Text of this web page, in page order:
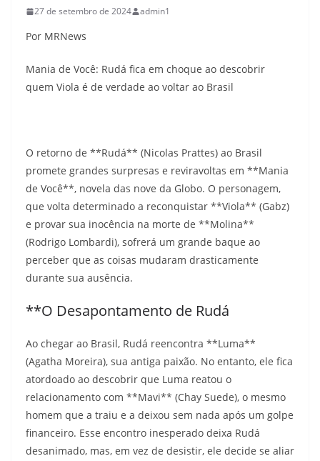
27 de setembro de 2024 admin1
Por MRNews
Mania de Você: Rudá fica em choque ao descobrir
quem Viola é de verdade ao voltar ao Brasil
O retorno de **Rudá** (Nicolas Prattes) ao Brasil
promete grandes surpresas e reviravoltas em **Mania
de Você**, novela das nove da Globo. O personagem,
que volta determinado a reconquistar **Viola** (Gabz)
e provar sua inocência na morte de **Molina**
(Rodrigo Lombardi), sofrerá um grande baque ao
perceber que as coisas mudaram drasticamente
durante sua ausência.
**O Desapontamento de Rudá
Ao chegar ao Brasil, Rudá reencontra **Luma**
(Agatha Moreira), sua antiga paixão. No entanto, ele fica
atordoado ao descobrir que Luma reatou o
relacionamento com **Mavi** (Chay Suede), o mesmo
homem que a traiu e a deixou sem nada após um golpe
financeiro. Esse encontro inesperado deixa Rudá
desanimado, mas, em vez de desistir, ele decide se aliar